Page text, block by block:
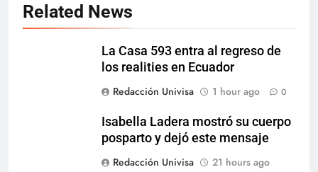
Related News
La Casa 593 entra al regreso de
los realities en Ecuador
Redacción Univisa
1 hour ago 0
Isabella Ladera mostró su cuerpo
posparto y dejó este mensaje
Redacción Univisa
21 hours ago